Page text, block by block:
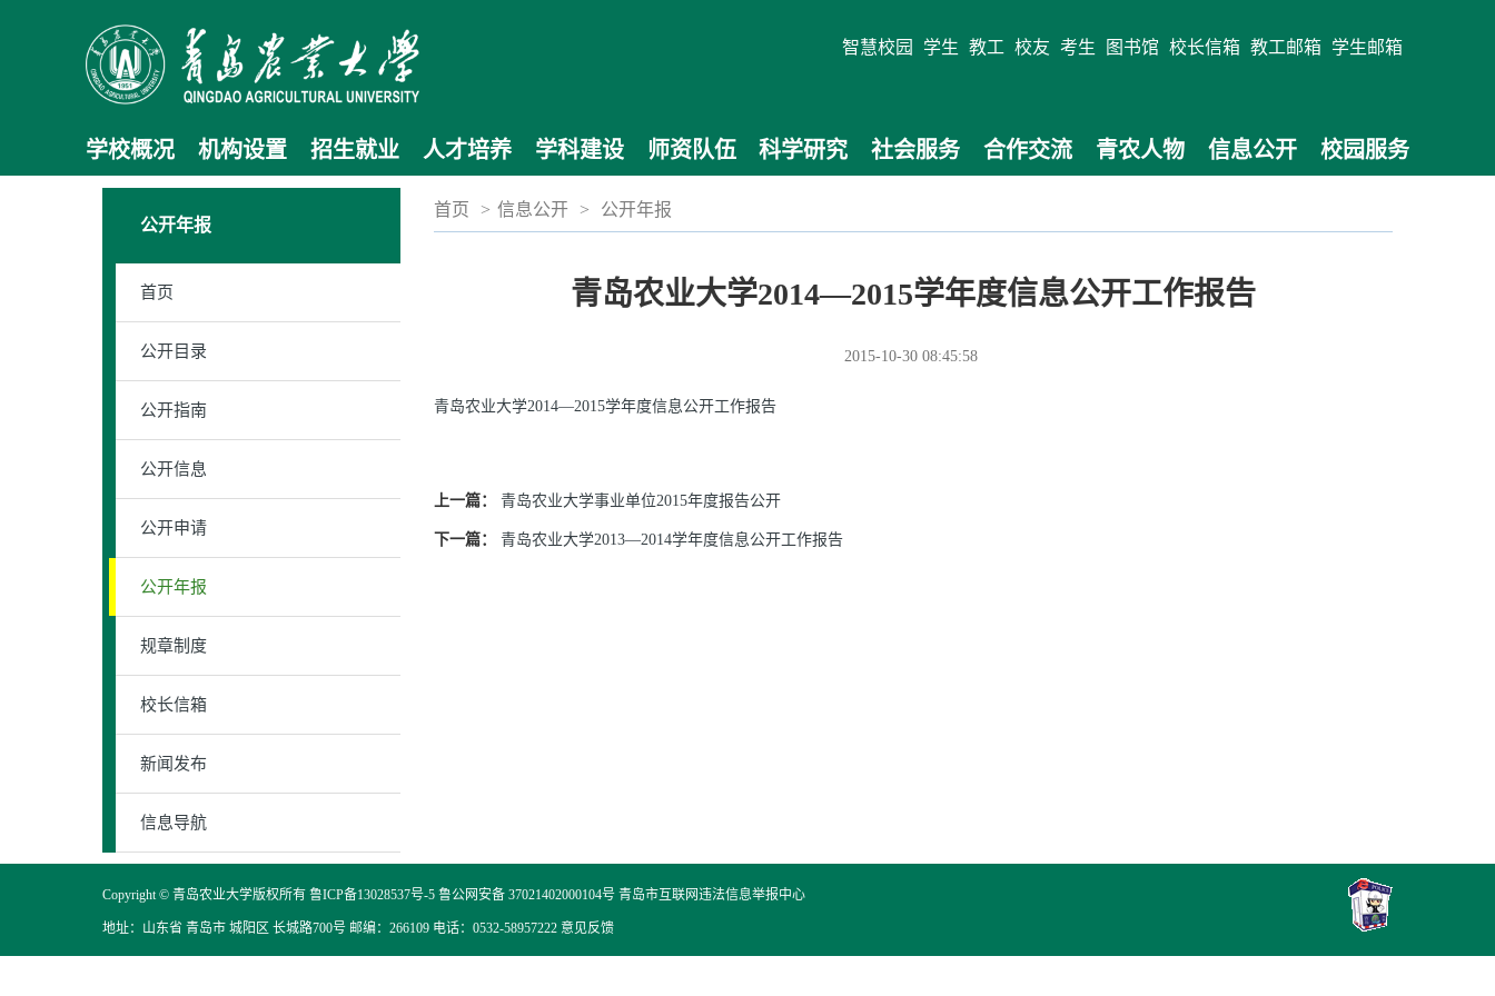
智慧校园 学生 教工 校友 考生 图书馆 校长信箱 教工邮箱 学生邮箱
学校概况 机构设置 招生就业 人才培养 学科建设 师资队伍 科学研究 社会服务 合作交流 青农人物 信息公开 校园服务
公开年报
首页
公开目录
公开指南
公开信息
公开申请
公开年报
规章制度
校长信箱
新闻发布
信息导航
首页 > 信息公开 > 公开年报
青岛农业大学2014—2015学年度信息公开工作报告
2015-10-30 08:45:58
青岛农业大学2014―2015学年度信息公开工作报告
上一篇： 青岛农业大学事业单位2015年度报告公开
下一篇： 青岛农业大学2013—2014学年度信息公开工作报告
Copyright © 青岛农业大学版权所有 鲁ICP备13028537号-5 鲁公网安备 37021402000104号 青岛市互联网违法信息举报中心
地址：山东省 青岛市 城阳区 长城路700号 邮编：266109 电话：0532-58957222 意见反馈